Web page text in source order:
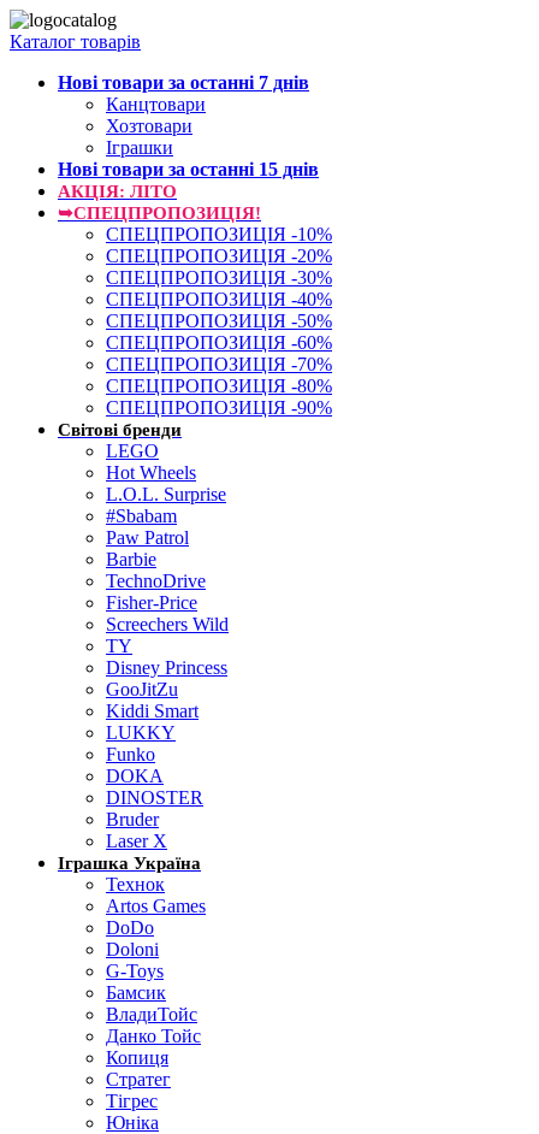
Каталог товарів
Нові товари за останнi 7 днiв
Канцтовари
Хозтовари
Іграшки
Нові товари за останнi 15 днiв
АКЦІЯ: ЛІТО
➥СПЕЦПРОПОЗИЦІЯ!
СПЕЦПРОПОЗИЦІЯ -10%
СПЕЦПРОПОЗИЦІЯ -20%
СПЕЦПРОПОЗИЦІЯ -30%
СПЕЦПРОПОЗИЦІЯ -40%
СПЕЦПРОПОЗИЦІЯ -50%
СПЕЦПРОПОЗИЦІЯ -60%
СПЕЦПРОПОЗИЦІЯ -70%
СПЕЦПРОПОЗИЦІЯ -80%
СПЕЦПРОПОЗИЦІЯ -90%
Світові бренди
LEGO
Hot Wheels
L.O.L. Surprise
#Sbabam
Paw Patrol
Barbie
TechnoDrive
Fisher-Price
Screechers Wild
TY
Disney Princess
GooJitZu
Kiddi Smart
LUKKY
Funko
DOKA
DINOSTER
Bruder
Laser X
Іграшка Україна
Технок
Artos Games
DoDo
Doloni
G-Toys
Бамсик
ВладиТойс
Данко Тойс
Копиця
Стратег
Тігрес
Юніка